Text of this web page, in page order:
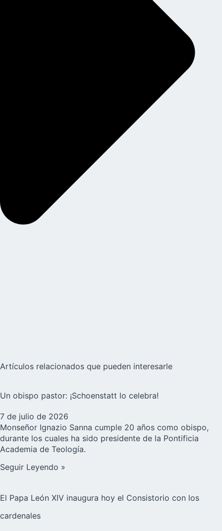
Artículos relacionados que pueden interesarle
Un obispo pastor: ¡Schoenstatt lo celebra!
7 de julio de 2026
Monseñor Ignazio Sanna cumple 20 años como obispo,
durante los cuales ha sido presidente de la Pontificia
Academia de Teología.
Seguir Leyendo »
El Papa León XIV inaugura hoy el Consistorio con los
cardenales